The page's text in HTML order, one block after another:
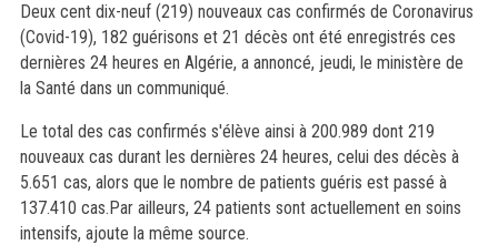
Deux cent dix-neuf (219) nouveaux cas confirmés de Coronavirus
(Covid-19), 182 guérisons et 21 décès ont été enregistrés ces
dernières 24 heures en Algérie, a annoncé, jeudi, le ministère de
la Santé dans un communiqué.
Le total des cas confirmés s'élève ainsi à 200.989 dont 219
nouveaux cas durant les dernières 24 heures, celui des décès à
5.651 cas, alors que le nombre de patients guéris est passé à
137.410 cas.Par ailleurs, 24 patients sont actuellement en soins
intensifs, ajoute la même source.